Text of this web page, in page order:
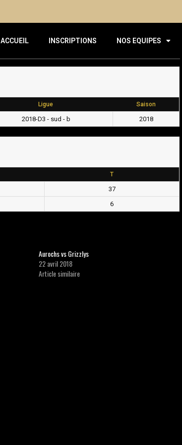
ACCUEIL INSCRIPTIONS NOS EQUIPES
Ligue Saison
2018-D3 - sud - b 2018
T
37
6
Aurochs vs Grizzlys
22 avril 2018
Article similaire